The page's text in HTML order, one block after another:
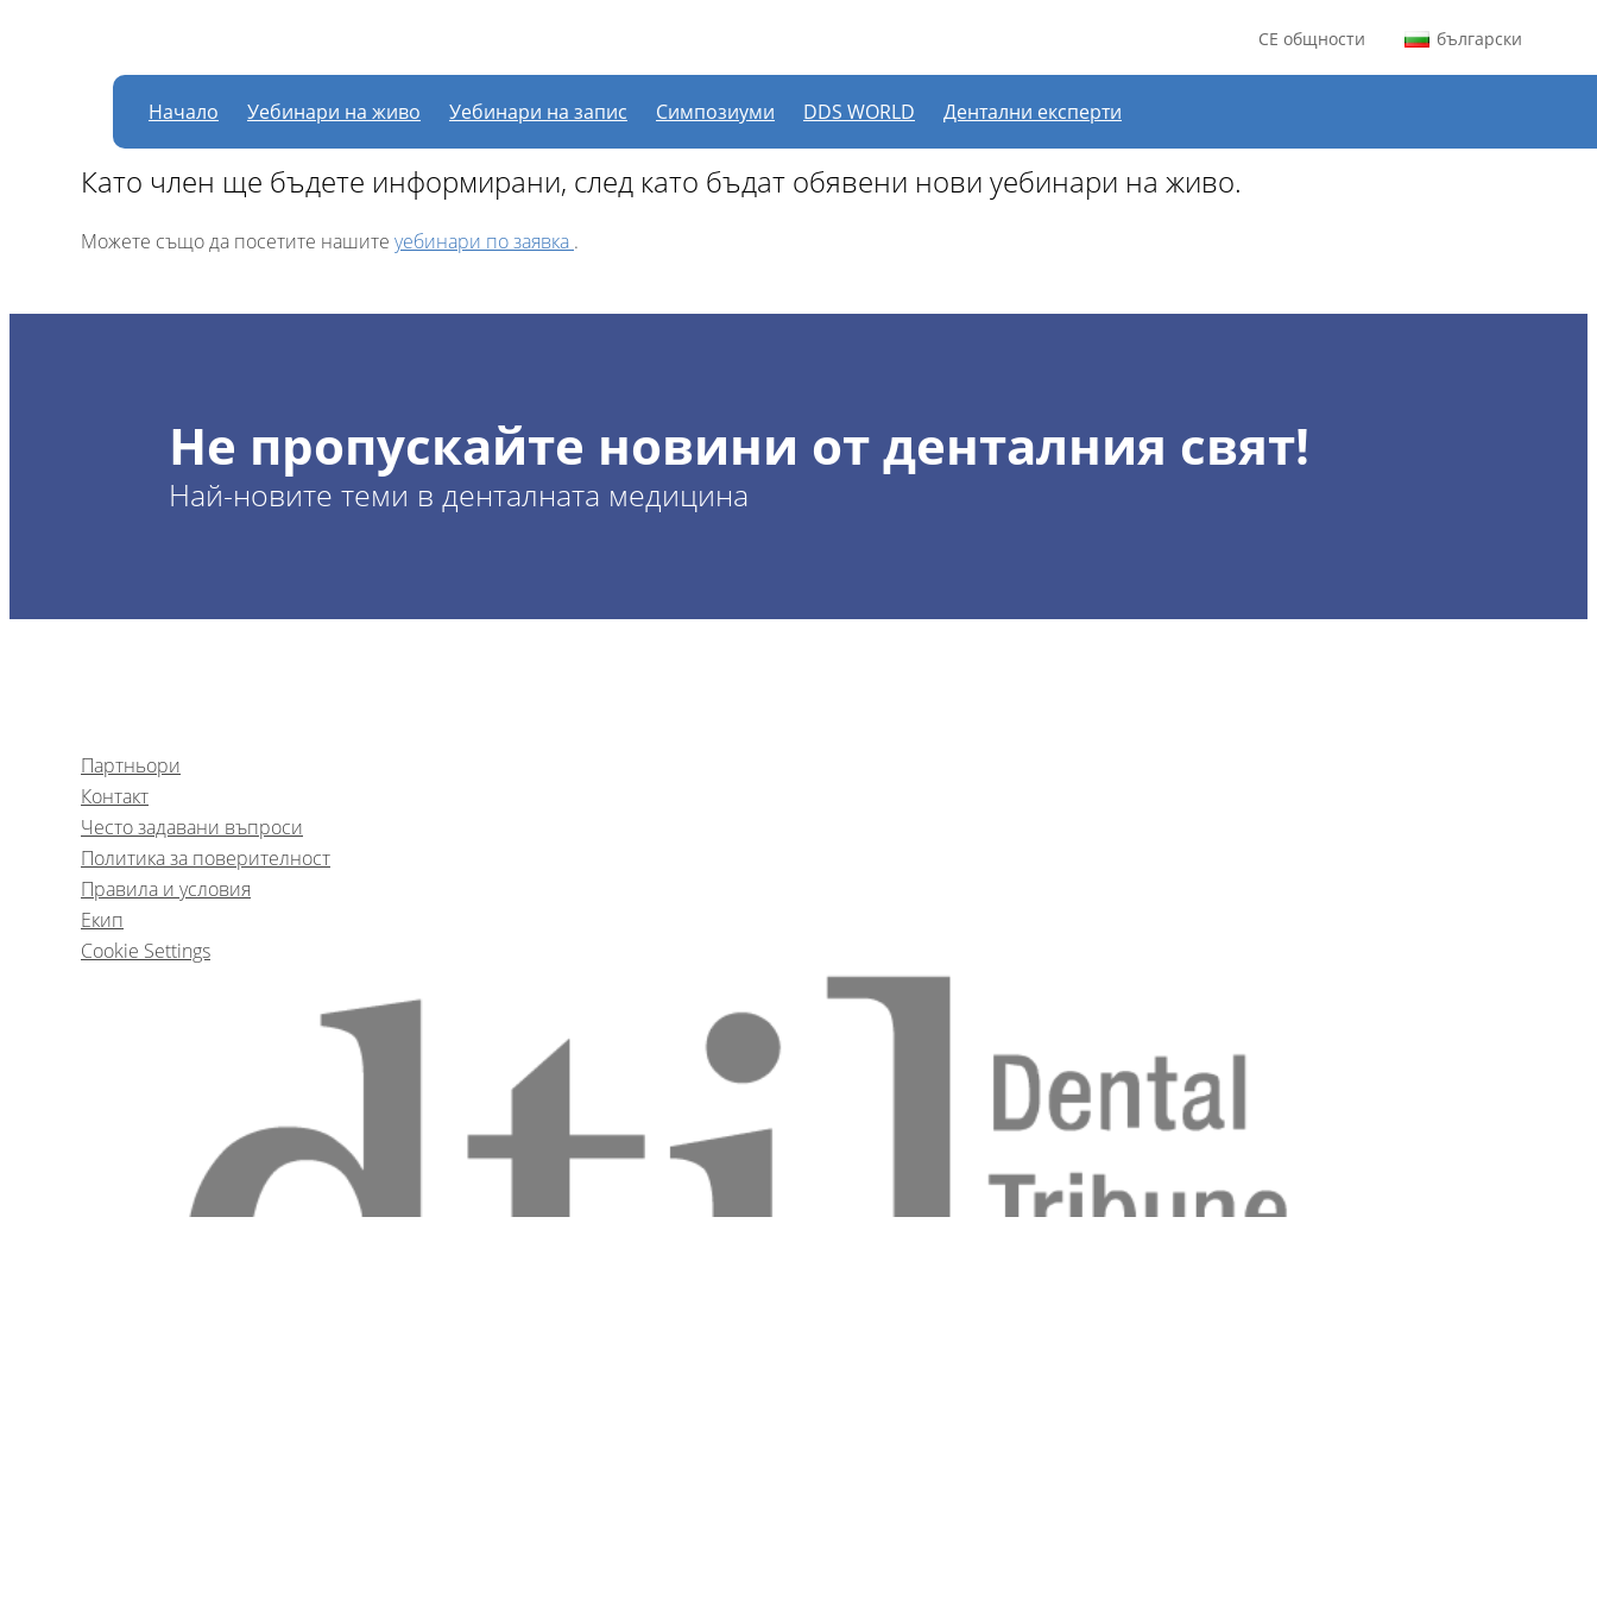
CE общности български
Начало Уебинари на живо Уебинари на запис Симпозиуми DDS WORLD Дентални експерти
В момента няма насрочени други уебинари за август.
Като член ще бъдете информирани, след като бъдат обявени нови уебинари на живо.
Можете също да посетите нашите уебинари по заявка .
Не пропускайте новини от денталния свят!
Най-новите теми в денталната медицина
Партньори
Контакт
Често задавани въпроси
Политика за поверителност
Правила и условия
Екип
Cookie Settings